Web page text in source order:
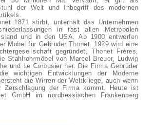
der Welt und Inbegriff des modernen
1871 stirbt, unterhält das Unternehmen
in fast allen Metropolen
und in den USA. Ab 1900 entwerfen
Möbel für Gebrüder Thonet. 1929 wird eine
gegründet, Thonet Frères,
Stahlrohrmöbel von Marcel Breuer, Ludwig
und Le Corbusier her. Die Firma Gebrüder
wichtigen Entwicklungen der Moderne
die Wirren der Weltkriege, auch wenn
Zerschlagung der Firma kommt. Heute ist
GmbH im nordhessischen Frankenberg